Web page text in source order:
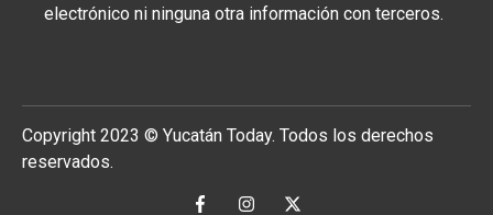
electrónico ni ninguna otra información con terceros.
Copyright 2023 © Yucatán Today. Todos los derechos
reservados.